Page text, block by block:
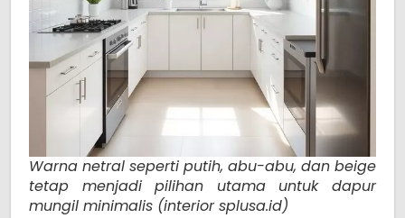
Warna netral seperti putih, abu-abu, dan beige
tetap menjadi pilihan utama untuk dapur
mungil minimalis (interior splusa.id)